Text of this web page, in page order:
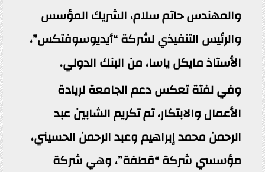
والمهندس حاتم سلام، الشريك المؤسس
والرئيس التنفيذي لشركة “أيديوسوفتكس”،
الأستاذ مايكل ياسا، من البنك الدولي.
وفي لفتة تعكس دعم الجامعة لريادة
الأعمال والابتكار، تم تكريم الشابين عبد
الرحمن محمد إبراهيم وعبد الرحمن الحسيني،
مؤسسي شركة “قطفة”، وهي شركة